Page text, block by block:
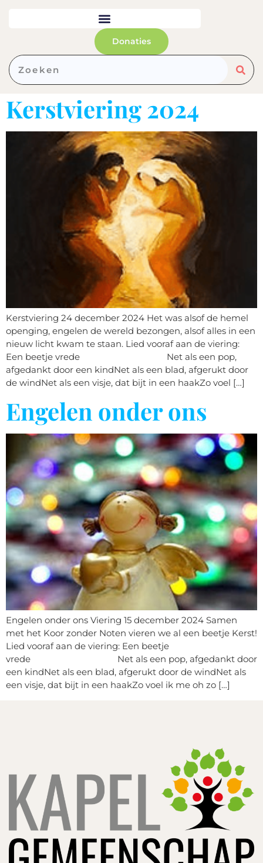
Donaties
Kerstviering 2024
Kerstviering 24 december 2024 Het was alsof de hemel
openging, engelen de wereld bezongen, alsof alles in een
nieuw licht kwam te staan. Lied vooraf aan de viering:
Een beetje vrede Net als een pop,
afgedankt door een kindNet als een blad, afgerukt door
de windNet als een visje, dat bijt in een haakZo voel […]
Engelen onder ons
Engelen onder ons Viering 15 december 2024 Samen
met het Koor zonder Noten vieren we al een beetje Kerst!
Lied vooraf aan de viering: Een beetje
vrede Net als een pop, afgedankt door
een kindNet als een blad, afgerukt door de windNet als
een visje, dat bijt in een haakZo voel ik me oh zo […]